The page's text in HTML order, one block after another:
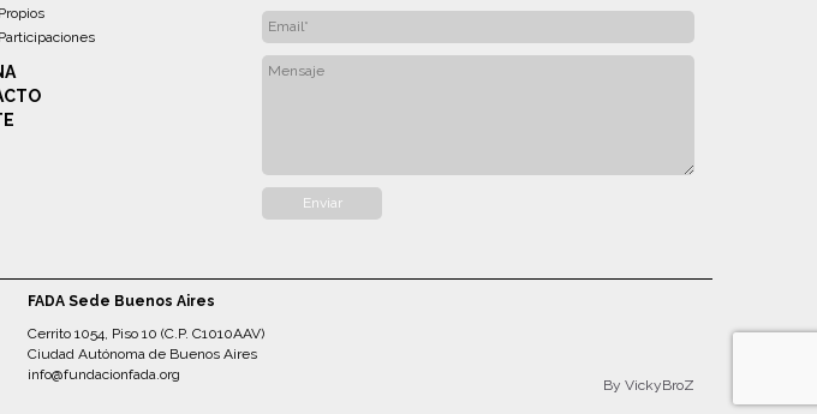
FADA Sede Buenos Aires
Cerrito 1054, Piso 10 (C.P. C1010AAV)
Ciudad Autónoma de Buenos Aires
info@fundacionfada.org
By VickyBroZ